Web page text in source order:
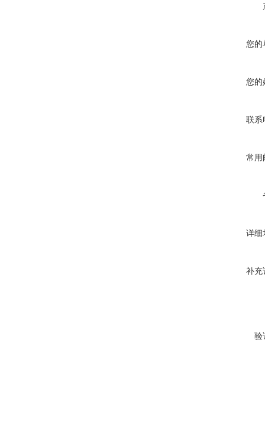
您的
您的
联系
常用
详细
补充
验